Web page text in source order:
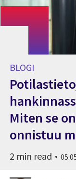
BLOGI
Miten se
onnistuu
2 min read